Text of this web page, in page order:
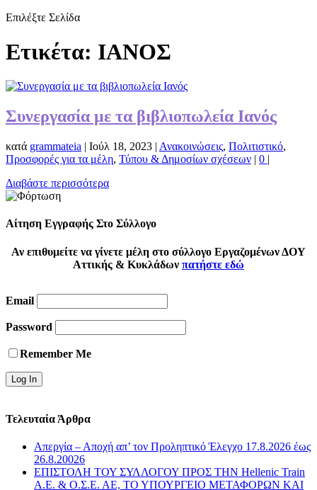
Επιλέξτε Σελίδα
Ετικέτα: ΙΑΝΟΣ
Συνεργασία με τα βιβλιοπωλεία Ιανός
κατά grammateia | Ιούλ 18, 2023 | Ανακοινώσεις, Πολιτιστικό,
Προσφορές για τα μέλη, Τύπου & Δημοσίων σχέσεων | 0 |
Διαβάστε περισσότερα
Αίτηση Εγγραφής Στο Σύλλογο
Αν επιθυμείτε να γίνετε μέλη στο σύλλογο Εργαζομένων ΔΟΥ
Αττικής & Κυκλάδων πατήστε εδώ
Email
Password
Remember Me
Τελευταία Άρθρα
Απεργία – Αποχή απ’ τον Προληπτικό Έλεγχο 17.8.2026 έως
26.8.20026
ΕΠΙΣΤΟΛΗ ΤΟΥ ΣΥΛΛΟΓΟΥ ΠΡΟΣ ΤΗΝ Hellenic Train
Α.Ε. & Ο.Σ.Ε. ΑΕ, ΤΟ ΥΠΟΥΡΓΕΙΟ ΜΕΤΑΦΟΡΩΝ ΚΑΙ